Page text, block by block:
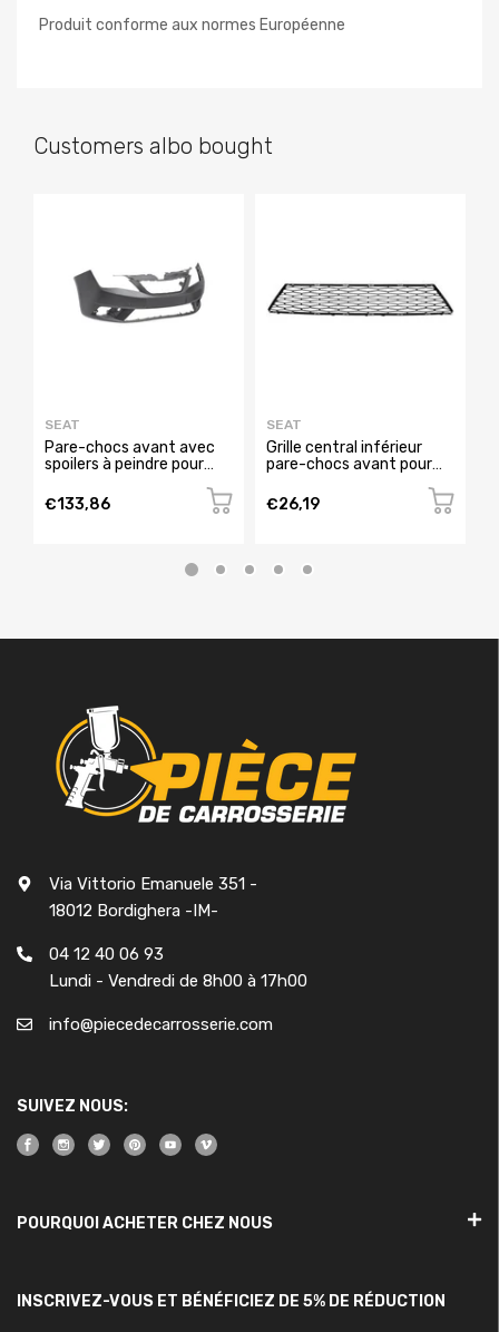
Produit conforme aux normes Européenne
Customers albo bought
SEAT
Pare-chocs avant avec
spoilers à peindre pour
2016, Neuf
€133,86
SEAT
Grille central inférieur
pare-chocs avant pour
2015, Neuve
€26,19
Via Vittorio Emanuele 351 -
18012 Bordighera -IM-
04 12 40 06 93
Lundi - Vendredi de 8h00 à 17h00
info@piecedecarrosserie.com
SUIVEZ NOUS:
POURQUOI ACHETER CHEZ NOUS
INSCRIVEZ-VOUS ET BÉNÉFICIEZ DE 5% DE RÉDUCTION